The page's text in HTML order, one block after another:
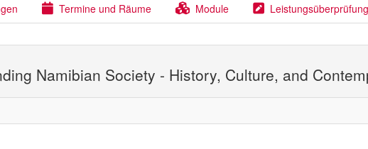
Termine und Räume Module Leistungsüberprüfung
Namibian Society - History, Culture, and